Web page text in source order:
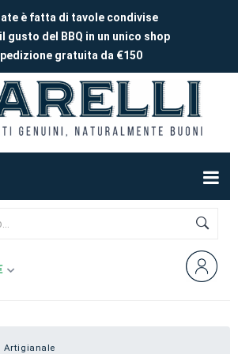
è fatta di tavole condivise
gusto del BBQ in un unico shop
gratuita da €150
Artigianale